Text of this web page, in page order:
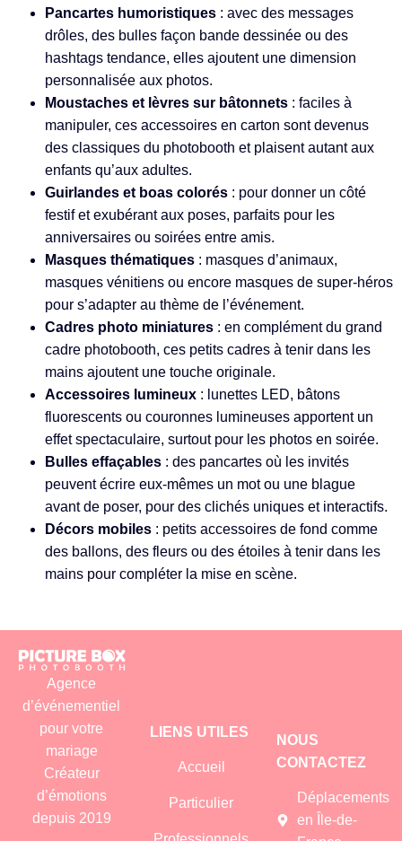
Pancartes humoristiques : avec des messages
drôles, des bulles façon bande dessinée ou des
hashtags tendance, elles ajoutent une dimension
personnalisée aux photos.
Moustaches et lèvres sur bâtonnets : faciles à
manipuler, ces accessoires en carton sont devenus
des classiques du photobooth et plaisent autant aux
enfants qu’aux adultes.
Guirlandes et boas colorés : pour donner un côté
festif et exubérant aux poses, parfaits pour les
anniversaires ou soirées entre amis.
Masques thématiques : masques d’animaux,
masques vénitiens ou encore masques de super-héros
pour s’adapter au thème de l’événement.
Cadres photo miniatures : en complément du grand
cadre photobooth, ces petits cadres à tenir dans les
mains ajoutent une touche originale.
Accessoires lumineux : lunettes LED, bâtons
fluorescents ou couronnes lumineuses apportent un
effet spectaculaire, surtout pour les photos en soirée.
Bulles effaçables : des pancartes où les invités
peuvent écrire eux-mêmes un mot ou une blague
avant de poser, pour des clichés uniques et interactifs.
Décors mobiles : petits accessoires de fond comme
des ballons, des fleurs ou des étoiles à tenir dans les
mains pour compléter la mise en scène.
Agence
d’événementiel
pour votre
mariage
Créateur
d’émotions
depuis 2019
LIENS UTILES
Accueil
Particulier
NOUS
CONTACTEZ
Déplacements
en Île-de-